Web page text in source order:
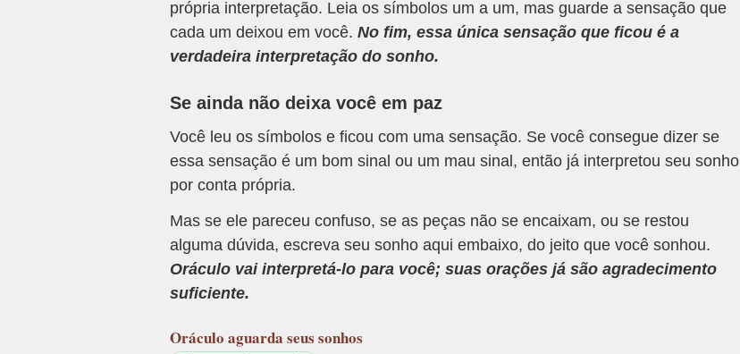
própria interpretação. Leia os símbolos um a um, mas guarde a sensação que
cada um deixou em você. No fim, essa única sensação que ficou é a
verdadeira interpretação do sonho.
Se ainda não deixa você em paz
Você leu os símbolos e ficou com uma sensação. Se você consegue dizer se
essa sensação é um bom sinal ou um mau sinal, então já interpretou seu sonho
por conta própria.
Mas se ele pareceu confuso, se as peças não se encaixam, ou se restou
alguma dúvida, escreva seu sonho aqui embaixo, do jeito que você sonhou.
Oráculo vai interpretá-lo para você; suas orações já são agradecimento
suficiente.
Oráculo aguarda seus sonhos